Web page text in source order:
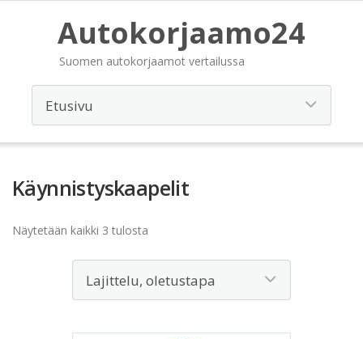
Autokorjaamo24
Suomen autokorjaamot vertailussa
Käynnistyskaapelit
Näytetään kaikki 3 tulosta